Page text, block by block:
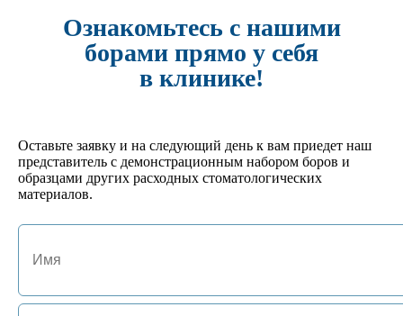
№ 7 Подставка под боры FG на 15 инструментов
арт. JA-01127-GL
№4 Подставка под боры FG/RA на 24 инструмента
арт. JA-01125-HM
Ознакомьтесь с нашими
борами прямо у себя
в клинике!
Оставьте заявку и на следующий день к вам приедет наш
представитель с демонстрационным набором боров и
образцами других расходных стоматологических
материалов.